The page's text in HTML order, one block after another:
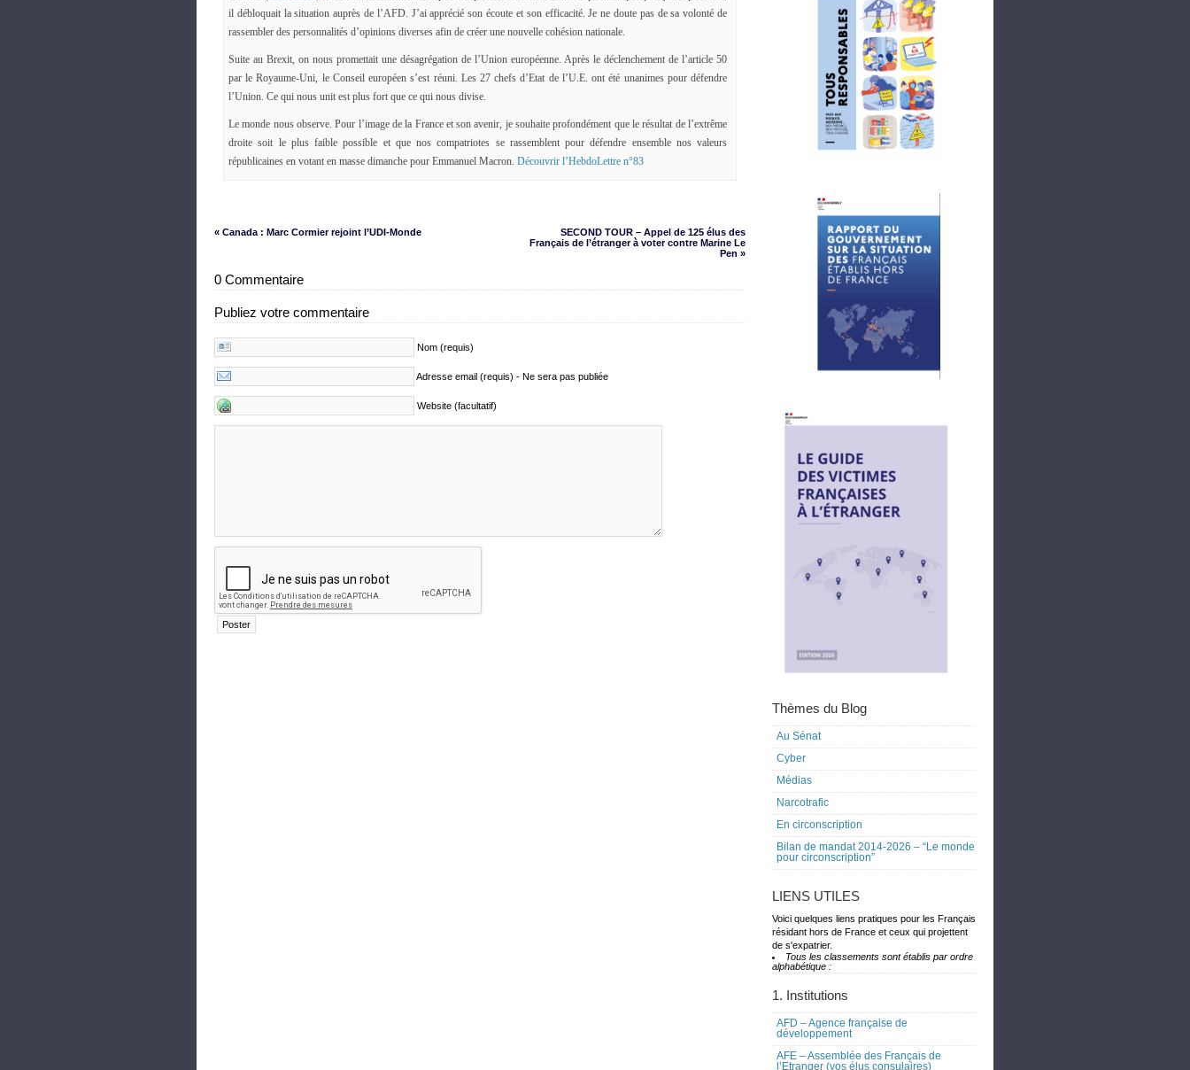
il débloquait la situation auprès de l’AFD. J’ai apprécié son écoute et son efficacité. Je ne doute pas de sa volonté de
rassembler des personnalités d’opinions diverses afin de créer une nouvelle cohésion nationale.
Suite au Brexit, on nous promettait une désagrégation de l’Union européenne. Après le déclenchement de l’article 50
par le Royaume-Uni, le Conseil européen s’est réuni. Les 27 chefs d’Etat de l’U.E. ont été unanimes pour défendre
l’Union. Ce qui nous unit est plus fort que ce qui nous divise.
Le monde nous observe. Pour l’image de la France et son avenir, je souhaite profondément que le résultat de l’extrême
droite soit le plus faible possible et que nos compatriotes se rassemblent pour défendre ensemble nos valeurs
républicaines en votant en masse dimanche pour Emmanuel Macron. Découvrir l’HebdoLettre n°83
« Canada : Marc Cormier rejoint l’UDI-Monde
SECOND TOUR – Appel de 125 élus des
Français de l’étranger à voter contre Marine Le
Pen »
0 Commentaire
Publiez votre commentaire
Nom (requis)
Adresse email (requis) - Ne sera pas publiée
Website (facultatif)
Thèmes du Blog
Au Sénat
Cyber
Médias
Narcotrafic
En circonscription
Bilan de mandat 2014-2026 – “Le monde
pour circonscription”
LIENS UTILES
Voici quelques liens pratiques pour les Français
résidant hors de France et ceux qui projettent
de s'expatrier.
Tous les classements sont établis par ordre
alphabétique :
1. Institutions
AFD – Agence française de
développement
AFE – Assemblée des Français de
l’Etranger (vos élus consulaires)